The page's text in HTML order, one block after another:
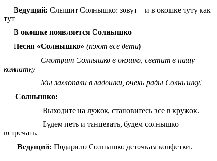
Ведущий: Слышит Солнышко: зовут – и в окошке туту как
тут.
В окошке появляется Солнышко
Песня «Солнышко» (поют все дети)
Смотрит Солнышко в окошко, светит в нашу
комнатку
Мы захлопали в ладошки, очень рады Солнышку!
Солнышко:
Выходите на лужок, становитесь все в кружок.
Будем петь и танцевать, будем солнышко
встречать.
Ведущий: Подарило Солнышко деточкам конфетки.